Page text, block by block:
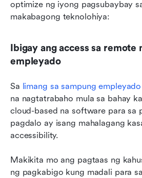
optimize ng iyong pagsubaybay
makabagong teknolohiya:
Ibigay ang access sa remote
empleyado
Sa limang sa sampung empleyado
na nagtatrabaho mula sa bahay
cloud-based na software para sa
pagdalo ay isang mahalagang
accessibility.
Makikita mo ang pagtaas ng
ng pagkabigo kung madali para